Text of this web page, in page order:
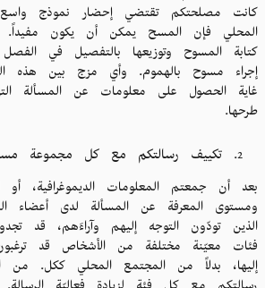
كانت مصلحتكم تقتضي إحضار نموذج
المحلي فإن المسح يمكن أن يكون مفيداً.
إجراء مسوح بالهموم. وأي مزج بين هذه
غاية الحصول على معلومات عن المسألة
طرحها.
تكييف رسالتكم مع كل مجموعة
بعد أن جمعتم المعلومات الديموغرافية، أو
ومستوى المعرفة عن المسألة لدى أعضاء
الذين تودّون التوجه إليهم وآراءَهم، قد
فئات معيّنة مختلفة من الأشخاص قد
إليها، بدلاً من المجتمع المحلي ككل. من